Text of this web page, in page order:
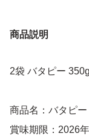
商品説明
2袋 バタピー
商品名：バタピ
賞味期限：2026